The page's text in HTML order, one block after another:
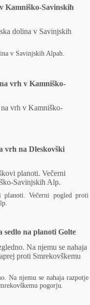
Kamniško-Savinskih
v Savinjskih Alpah.
vrh v Kamniško-
vrh na Dleskovški
planoti. Večerni pogled proti
sedlo na planoti Golte
Na njemu se nahaja razpotje
pogorju.